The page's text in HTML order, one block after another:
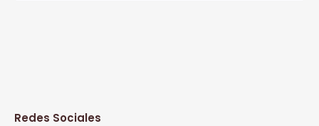
Redes Sociales